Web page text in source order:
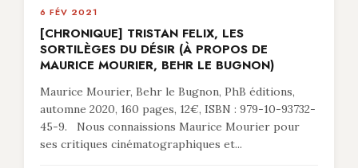
6 FÉV 2021
[CHRONIQUE] TRISTAN FELIX, LES
SORTILÈGES DU DÉSIR (À PROPOS DE
MAURICE MOURIER, BEHR LE BUGNON)
Maurice Mourier, Behr le Bugnon, PhB éditions,
automne 2020, 160 pages, 12€, ISBN : 979-10-93732-
45-9. Nous connaissions Maurice Mourier pour
ses critiques cinématographiques et...